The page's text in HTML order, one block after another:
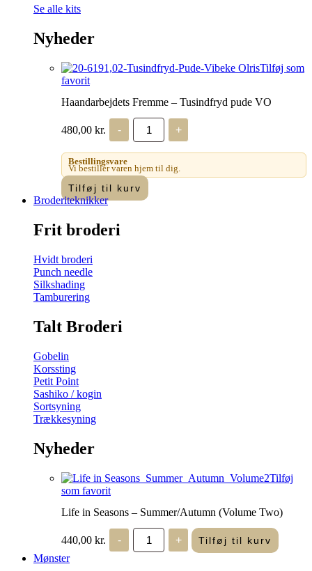
Se alle kits
Nyheder
Tilføj som
favorit
Haandarbejdets Fremme – Tusindfryd pude VO
480,00 kr. -
Haandarbejdets
Fremme
-
Tusindfryd
pude
VO
antal
+
Bestillingsvare
Vi bestiller varen hjem til dig.
Tilføj til kurv
Broderiteknikker
Frit broderi
Hvidt broderi
Punch needle
Silkshading
Tamburering
Talt Broderi
Gobelin
Korssting
Petit Point
Sashiko / kogin
Sortsyning
Trækkesyning
Nyheder
Tilføj
som favorit
Life in Seasons – Summer/Autumn (Volume Two)
440,00 kr. -
Life
Seasons
+ Tilføj til kurv
Mønster